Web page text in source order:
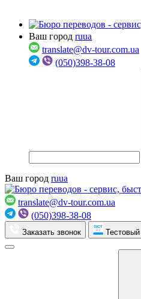
Ваш город ruua
translate@dv-tour.com.ua
(050)398-38-08
Ваш город ruua
translate@dv-tour.com.ua
(050)398-38-08
Заказать звонок